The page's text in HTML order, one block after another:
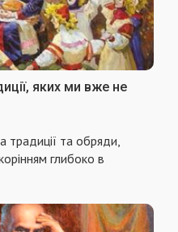
яких ми вже не
традиції та обряди,
глибоко в